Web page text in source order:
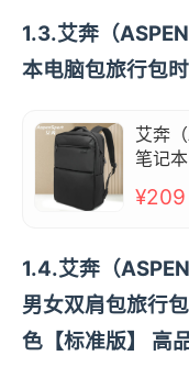
1.3.艾奔（
本电脑包旅行包
艾奔
笔记
¥209
1.4.艾奔（
男女双肩包旅行
色【标准版】 高